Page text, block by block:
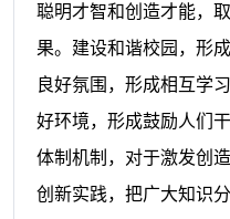
聪明才智和创造才能，
果。建设和谐校园，形
良好氛围，形成相互学
好环境，形成鼓励人们
体制机制，对于激发创
创新实践，把广大知识